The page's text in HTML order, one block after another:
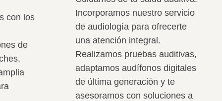
con los
de
Incorporamos nuestro servicio
de audiología para ofrecerte
una atención integral.
Realizamos pruebas auditivas,
adaptamos audífonos digitales
de última generación y te
asesoramos con soluciones a